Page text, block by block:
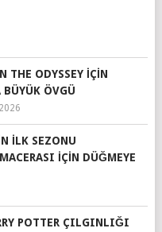
THE ODYSSEY IÇIN
BÜYÜK ÖVGÜ
İLK SEZONU
IÇIN DÜĞMEYE
POTTER ÇILGINLIĞI